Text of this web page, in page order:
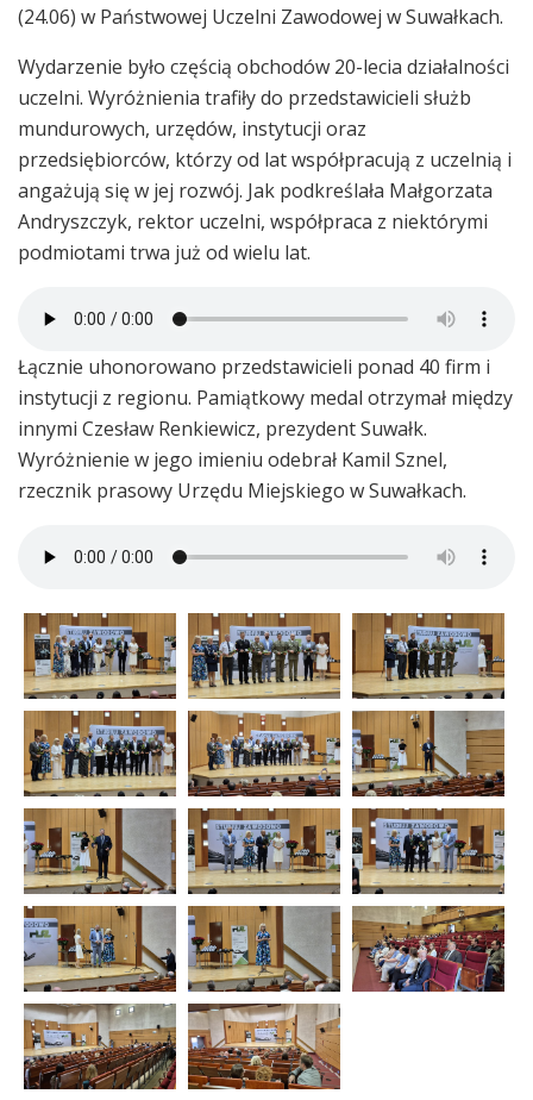
(24.06) w Państwowej Uczelni Zawodowej w Suwałkach.
Wydarzenie było częścią obchodów 20-lecia działalności
uczelni. Wyróżnienia trafiły do przedstawicieli służb
mundurowych, urzędów, instytucji oraz
przedsiębiorców, którzy od lat współpracują z uczelnią i
angażują się w jej rozwój. Jak podkreślała Małgorzata
Andryszczyk, rektor uczelni, współpraca z niektórymi
podmiotami trwa już od wielu lat.
Łącznie uhonorowano przedstawicieli ponad 40 firm i
instytucji z regionu. Pamiątkowy medal otrzymał między
innymi Czesław Renkiewicz, prezydent Suwałk.
Wyróżnienie w jego imieniu odebrał Kamil Sznel,
rzecznik prasowy Urzędu Miejskiego w Suwałkach.